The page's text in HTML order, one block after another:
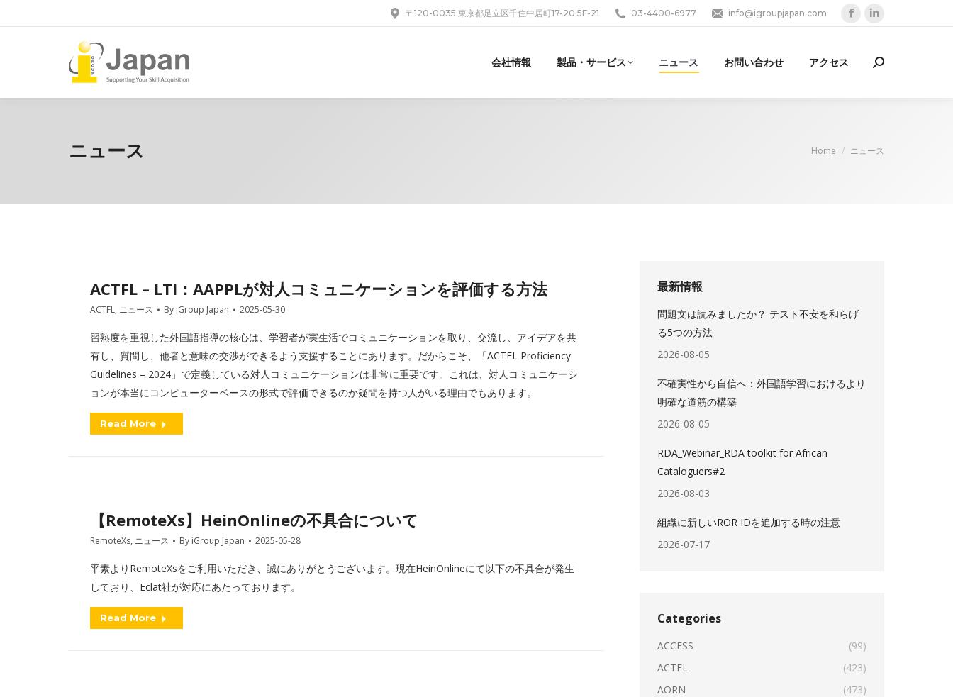
〒120-0035 東京都足立区千住中居町17-20 5F-21 03-4400-6977 info@igroupjapan.com
opensopens
会社情報 製品・サービス ニュース お問い合わせ アクセス Search:
ニュース You are here:
Home ニュース
ACTFL – LTI：AAPPLが対人コミュニケーションを評価する方法
ACTFL, ニュース By iGroup Japan 2025-05-30
習熟度を重視した外国語指導の核心は、学習者が実生活でコミュニケーションを取り、交流し、アイデアを共
有し、質問し、他者と意味の交渉ができるよう支援することにあります。だからこそ、「ACTFL Proficiency
Guidelines – 2024」で定義している対人コミュニケーションは非常に重要です。これは、対人コミュニケーシ
ョンが本当にコンピューターベースの形式で評価できるのか疑問を持つ人がいる理由でもあります。
Read More
【RemoteXs】HeinOnlineの不具合について
RemoteXs, ニュース By iGroup Japan 2025-05-28
平素よりRemoteXsをご利用いただき、誠にありがとうございます。現在HeinOnlineにて以下の不具合が発生
しており、Eclat社が対応にあたっております。
Read More
最新情報
問題文は読みましたか？ テスト不安を和らげ
る5つの方法
2026-08-05
不確実性から自信へ：外国語学習におけるより
明確な道筋の構築
2026-08-05
RDA_Webinar_RDA toolkit for African
Cataloguers#2
2026-08-03
組織に新しいROR IDを追加する時の注意
2026-07-17
Categories
ACCESS
(99)
ACTFL
(423)
AORN
(473)